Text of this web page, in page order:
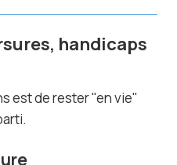
est de rester "en vie"